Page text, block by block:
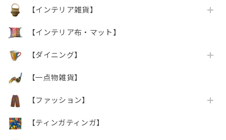
【インテリア雑貨】
【インテリア布・マット】
【ダイニング】
【一点物雑貨】
【ファッション】
【ティンガティンガ】